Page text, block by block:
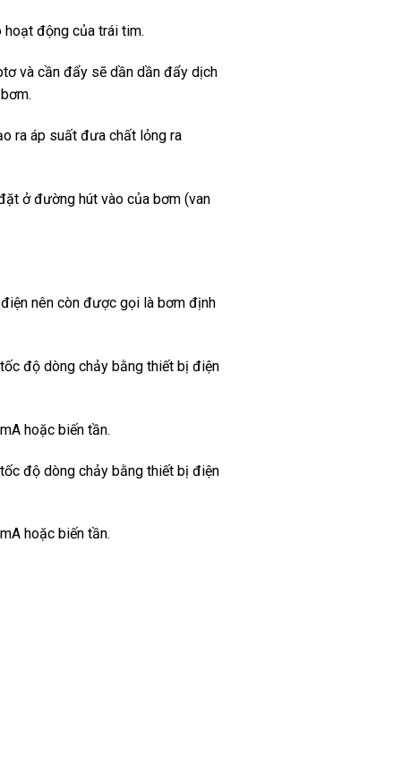
động của trái tim.
và cần đẩy sẽ dần dần đẩy dịch
ra áp suất đưa chất lỏng ra
ở đường hút vào của bơm (van
nên còn được gọi là bơm định
độ dòng chảy bằng thiết bị điện
hoặc biến tần.
độ dòng chảy bằng thiết bị điện
hoặc biến tần.